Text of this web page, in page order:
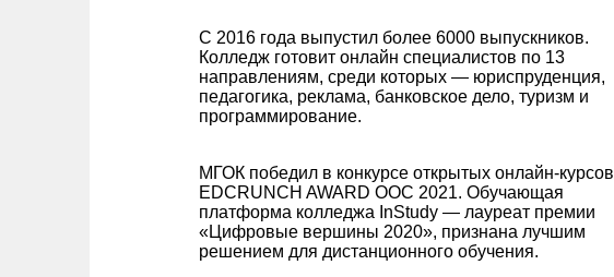
С 2016 года выпустил более 6000 выпускников.
Колледж готовит онлайн специалистов по 13
направлениям, среди которых — юриспруденция,
педагогика, реклама, банковское дело, туризм и
программирование.
МГОК победил в конкурсе открытых онлайн-курсов
EDCRUNCH AWARD OOC 2021. Обучающая
платформа колледжа InStudy — лауреат премии
«Цифровые вершины 2020», признана лучшим
решением для дистанционного обучения.